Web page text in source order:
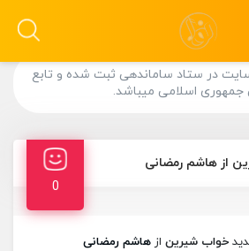
در ستاد ساماندهی ثبت شده و تابع
جمهوری اسلامی میباشد.
از هاشم رمضانی
0
خواب شیرین ازهاشم رمضانی